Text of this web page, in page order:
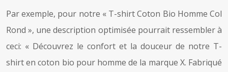
Par exemple, pour notre « T-shirt Coton Bio Homme Col
Rond », une description optimisée pourrait ressembler à
ceci: « Découvrez le confort et la douceur de notre T-
shirt en coton bio pour homme de la marque X. Fabriqué